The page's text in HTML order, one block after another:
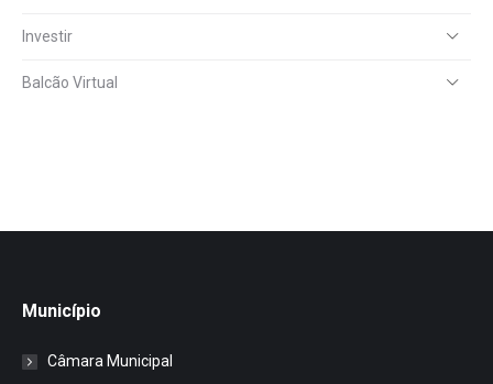
Investir
Balcão Virtual
Município
Câmara Municipal